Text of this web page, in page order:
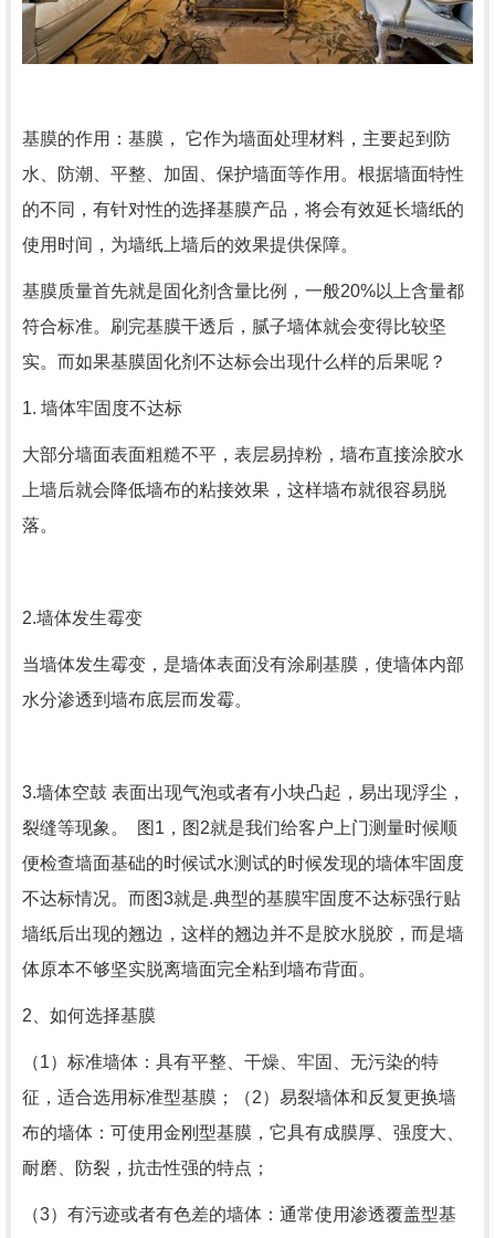
基膜的作用：基膜， 它作为墙面处理材料，主要起到防
水、防潮、平整、加固、保护墙面等作用。根据墙面特性
的不同，有针对性的选择基膜产品，将会有效延长墙纸的
使用时间，为墙纸上墙后的效果提供保障。
基膜质量首先就是固化剂含量比例，一般20%以上含量都
符合标准。刷完基膜干透后，腻子墙体就会变得比较坚
实。而如果基膜固化剂不达标会出现什么样的后果呢？
1. 墙体牢固度不达标
大部分墙面表面粗糙不平，表层易掉粉，墙布直接涂胶水
上墙后就会降低墙布的粘接效果，这样墙布就很容易脱
落。
2.墙体发生霉变
当墙体发生霉变，是墙体表面没有涂刷基膜，使墙体内部
水分渗透到墙布底层而发霉。
3.墙体空鼓 表面出现气泡或者有小块凸起，易出现浮尘，
裂缝等现象。 图1，图2就是我们给客户上门测量时候顺
便检查墙面基础的时候试水测试的时候发现的墙体牢固度
不达标情况。而图3就是.典型的基膜牢固度不达标强行贴
墙纸后出现的翘边，这样的翘边并不是胶水脱胶，而是墙
体原本不够坚实脱离墙面完全粘到墙布背面。
2、如何选择基膜
（1）标准墙体：具有平整、干燥、牢固、无污染的特
征，适合选用标准型基膜；（2）易裂墙体和反复更换墙
布的墙体：可使用金刚型基膜，它具有成膜厚、强度大、
耐磨、防裂，抗击性强的特点；
（3）有污迹或者有色差的墙体：通常使用渗透覆盖型基